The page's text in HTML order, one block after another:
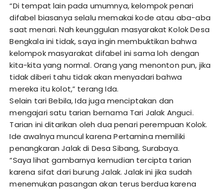
“Di tempat lain pada umumnya, kelompok penari
difabel biasanya selalu memakai kode atau aba-aba
saat menari. Nah keunggulan masyarakat Kolok Desa
Bengkala ini tidak, saya ingin membuktikan bahwa
kelompok masyarakat difabel ini sama loh dengan
kita-kita yang normal. Orang yang menonton pun, jika
tidak diberi tahu tidak akan menyadari bahwa
mereka itu kolot,” terang Ida.
Selain tari Bebila, Ida juga menciptakan dan
mengajari satu tarian bernama Tari Jalak Anguci.
Tarian ini ditarikan oleh dua penari perempuan Kolok.
Ide awalnya muncul karena Pertamina memiliki
penangkaran Jalak di Desa Sibang, Surabaya.
“Saya lihat gambarnya kemudian tercipta tarian
karena sifat dari burung Jalak. Jalak ini jika sudah
menemukan pasangan akan terus berdua karena